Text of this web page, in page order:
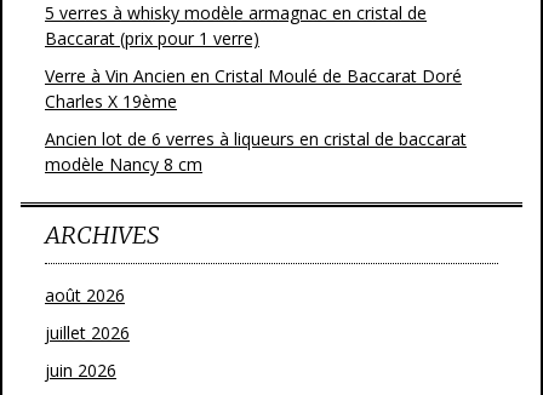
5 verres à whisky modèle armagnac en cristal de
Baccarat (prix pour 1 verre)
Verre à Vin Ancien en Cristal Moulé de Baccarat Doré
Charles X 19ème
Ancien lot de 6 verres à liqueurs en cristal de baccarat
modèle Nancy 8 cm
ARCHIVES
août 2026
juillet 2026
juin 2026